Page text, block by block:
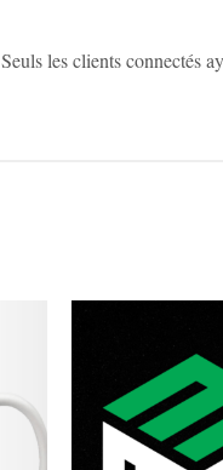
Seuls les clients connectés